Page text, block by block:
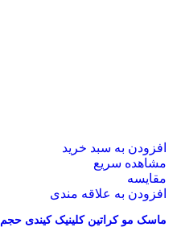
افزودن به سبد خرید
مشاهده سریع
مقایسه
افزودن به علاقه مندی
ماسک مو کراتین کلینیک کیندی حجم 550 میلی لیتر